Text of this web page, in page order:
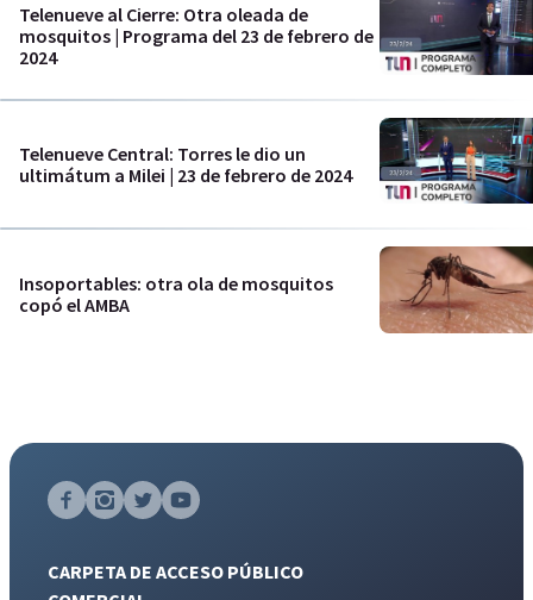
Telenueve al Cierre: Otra oleada de
mosquitos | Programa del 23 de febrero de
2024
Telenueve Central: Torres le dio un
ultimátum a Milei | 23 de febrero de 2024
Insoportables: otra ola de mosquitos
copó el AMBA
CARPETA DE ACCESO PÚBLICO